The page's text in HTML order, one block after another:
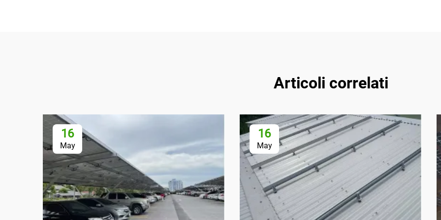
Articoli correlati
16
May
16
May